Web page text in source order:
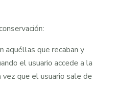
aquéllas que recaban y
el usuario accede a la
vez que el usuario sale de